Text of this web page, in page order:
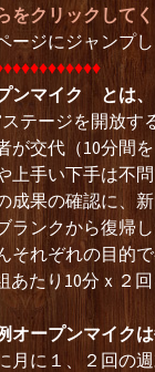
をクリックして
ージにジャンプ
ンマイク とは、
テージを開放す
が交代（10分間
上手い下手は不
成果の確認に、
ランクから復帰
それぞれの目的
あたり10分ｘ２
オープンマイク
月に１、２回の週